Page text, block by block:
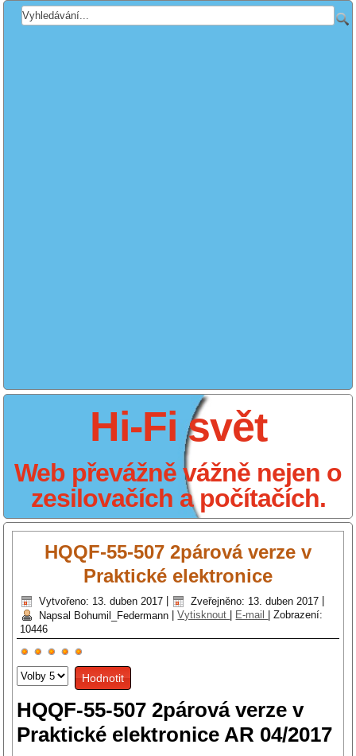
Hi-Fi svět
Web převážně vážně nejen o
zesilovačích a počítačích.
HQQF-55-507 2párová verze v
Praktické elektronice
Vytvořeno: 13. duben 2017 Zveřejněno: 13. duben 2017
Napsal Bohumil_Federmann |Vytisknout E-mail |Zobrazení:
10446
uživatelů:
/5
Hodnoťte
prosím
HQQF-55-507 2párová verze v
Praktické elektronice AR 04/2017